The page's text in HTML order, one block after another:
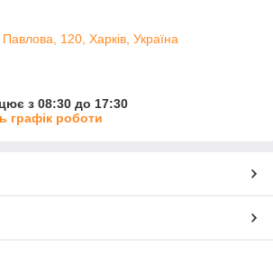
120, Харків, Україна
з 08:30 до 17:30
графік роботи